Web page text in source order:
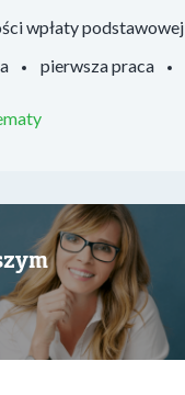
wpłaty podstawowej
pierwsza praca